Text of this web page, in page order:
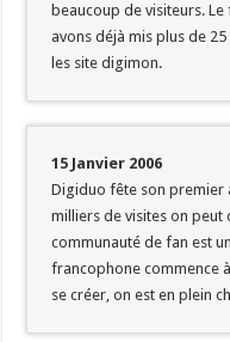
beaucoup de visiteurs.
avons déjà mis plus de
les site digimon.
15 Janvier 2006
Digiduo fête son premier
milliers de visites on
communauté de fan est
francophone commence
se créer, on est en plein